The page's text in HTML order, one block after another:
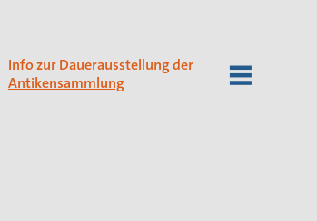
Info zur Dauerausstellung der
Antikensammlung